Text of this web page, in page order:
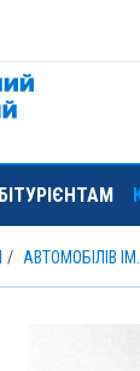
АВТОМОБІЛІВ